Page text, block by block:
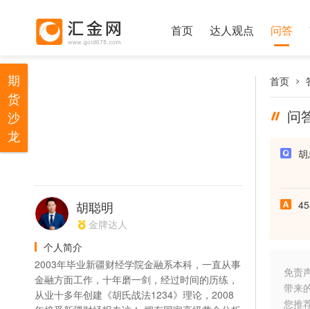
首页 达人观点 问答
胡聪明
金牌达人
个人简介
2003年毕业新疆财经学院金融系本科，一直从事
金融方面工作，十年磨一剑，经过时间的历练，
从业十多年创建《胡氏战法1234》理论，2008
首页
问
免责
带来
您推
期
货
沙
龙